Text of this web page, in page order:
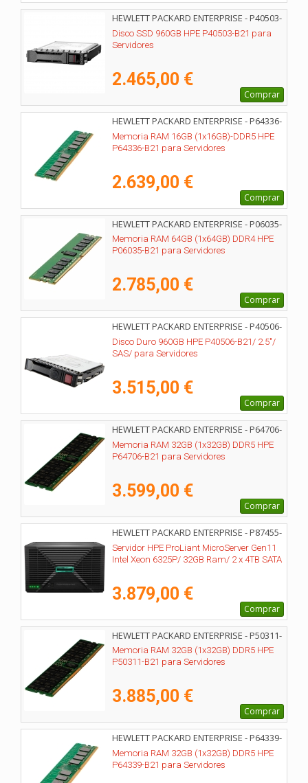
HEWLETT PACKARD ENTERPRISE - P40503-
B21
Disco SSD 960GB HPE P40503-B21 para
Servidores
2.465,00 €
Comprar
HEWLETT PACKARD ENTERPRISE - P64336-
B21
Memoria RAM 16GB (1x16GB)-DDR5 HPE
P64336-B21 para Servidores
2.639,00 €
Comprar
HEWLETT PACKARD ENTERPRISE - P06035-
B21
Memoria RAM 64GB (1x64GB) DDR4 HPE
P06035-B21 para Servidores
2.785,00 €
Comprar
HEWLETT PACKARD ENTERPRISE - P40506-
B21
Disco Duro 960GB HPE P40506-B21/ 2.5"/
SAS/ para Servidores
3.515,00 €
Comprar
HEWLETT PACKARD ENTERPRISE - P64706-
B21
Memoria RAM 32GB (1x32GB) DDR5 HPE
P64706-B21 para Servidores
3.599,00 €
Comprar
HEWLETT PACKARD ENTERPRISE - P87455-
425
Servidor HPE ProLiant MicroServer Gen11
Intel Xeon 6325P/ 32GB Ram/ 2 x 4TB SATA
3.879,00 €
Comprar
HEWLETT PACKARD ENTERPRISE - P50311-
B21
Memoria RAM 32GB (1x32GB) DDR5 HPE
P50311-B21 para Servidores
3.885,00 €
Comprar
HEWLETT PACKARD ENTERPRISE - P64339-
B21
Memoria RAM 32GB (1x32GB) DDR5 HPE
P64339-B21 para Servidores